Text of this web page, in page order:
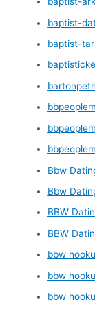
baptist-
baptist-
Bbw
Bbw
BBW
BBW
bbw
bbw
bbw